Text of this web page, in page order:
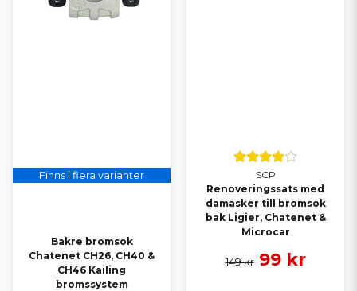
Finns i flera varianter
Bakre bromsok
Chatenet CH26, CH40 &
CH46 Kailing
bromssystem
SCP
Renoveringssats med
damasker till bromsok
bak Ligier, Chatenet &
Microcar
149 kr 99 kr